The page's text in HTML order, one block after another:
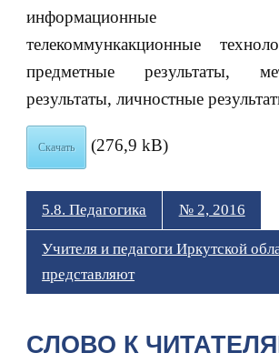
информационные
телекоммункакционные
предметные результаты,
результаты, личностные
Скачать (276,9 kB)
5.8. Педагогика № 2, 2016
Учителя и педагоги Иркутской
представляют
СЛОВО К